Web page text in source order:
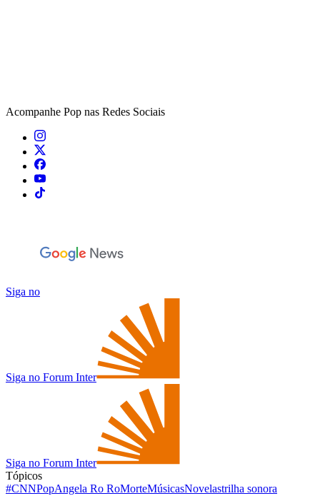
Acompanhe Pop nas Redes Sociais
Siga no
Siga no Forum Inter
Siga no Forum Inter
Tópicos
#CNNPopAngela Ro RoMorteMúsicasNovelastrilha sonora